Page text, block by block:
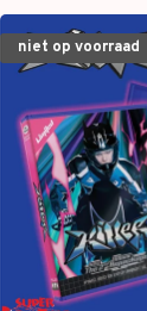
niet op voorraad